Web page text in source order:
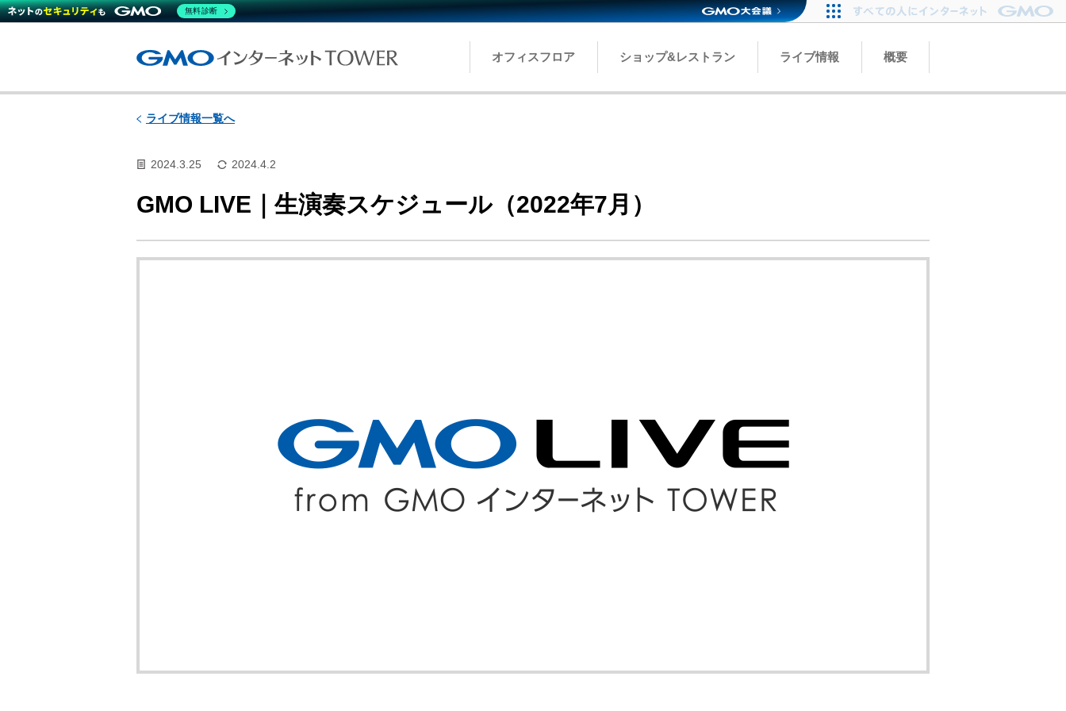
オフィスフロア ショップ&レストラン ライブ情報 概要
ライブ情報一覧へ
2024.3.25 2024.4.2
GMO LIVE｜生演奏スケジュール（2022年7月）
無料診断